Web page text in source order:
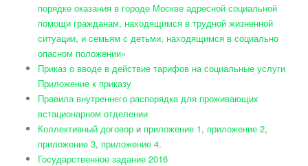
порядке оказания в городе Москве адресной социальной
помощи гражданам, находящимся в трудной жизненной
ситуации, и семьям с детьми, находящимся в социально
опасном положении»
Приказ о вводе в действие тарифов на социальные услуги
Приложение к приказу
Правила внутреннего распорядка для проживающих
встационарном отделении
Коллективный договор и приложение 1, приложение 2,
приложение 3, приложение 4.
Государственное задание 2016